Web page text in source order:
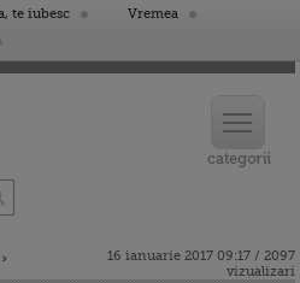
te iubesc
Vremea
16 ianuarie 2017 09:17 / 2097
vizualizari